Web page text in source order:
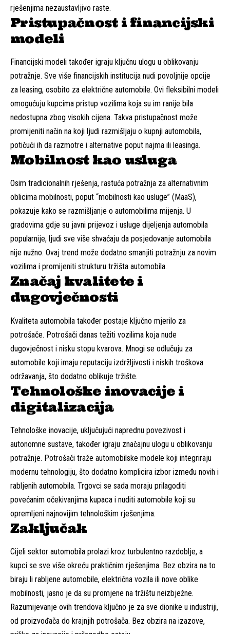
rješenjima nezaustavljivo raste.
Pristupačnost i financijski
modeli
Financijski modeli također igraju ključnu ulogu u oblikovanju
potražnje. Sve više financijskih institucija nudi povoljnije opcije
za leasing, osobito za električne automobile. Ovi fleksibilni modeli
omogućuju kupcima pristup vozilima koja su im ranije bila
nedostupna zbog visokih cijena. Takva pristupačnost može
promijeniti način na koji ljudi razmišljaju o kupnji automobila,
potičući ih da razmotre i alternative poput najma ili leasinga.
Mobilnost kao usluga
Osim tradicionalnih rješenja, rastuća potražnja za alternativnim
oblicima mobilnosti, poput “mobilnosti kao usluge” (MaaS),
pokazuje kako se razmišljanje o automobilima mijenja. U
gradovima gdje su javni prijevoz i usluge dijeljenja automobila
popularnije, ljudi sve više shvaćaju da posjedovanje automobila
nije nužno. Ovaj trend može dodatno smanjiti potražnju za novim
vozilima i promijeniti strukturu tržišta automobila.
Značaj kvalitete i
dugovječnosti
Kvaliteta automobila također postaje ključno mjerilo za
potrošače. Potrošači danas težiti vozilima koja nude
dugovječnost i nisku stopu kvarova. Mnogi se odlučuju za
automobile koji imaju reputaciju izdržljivosti i niskih troškova
održavanja, što dodatno oblikuje tržište.
Tehnološke inovacije i
digitalizacija
Tehnološke inovacije, uključujući naprednu povezivost i
autonomne sustave, također igraju značajnu ulogu u oblikovanju
potražnje. Potrošači traže automobilske modele koji integriraju
modernu tehnologiju, što dodatno komplicira izbor između novih i
rabljenih automobila. Trgovci se sada moraju prilagoditi
povećanim očekivanjima kupaca i nuditi automobile koji su
opremljeni najnovijim tehnološkim rješenjima.
Zaključak
Cijeli sektor automobila prolazi kroz turbulentno razdoblje, a
kupci se sve više okreću praktičnim rješenjima. Bez obzira na to
biraju li rabljene automobile, električna vozila ili nove oblike
mobilnosti, jasno je da su promjene na tržištu neizbježne.
Razumijevanje ovih trendova ključno je za sve dionike u industriji,
od proizvođača do krajnjih potrošača. Bez obzira na izazove,